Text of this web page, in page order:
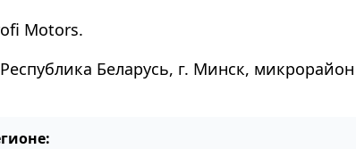
Motors.
Республика Беларусь, г. Минск,